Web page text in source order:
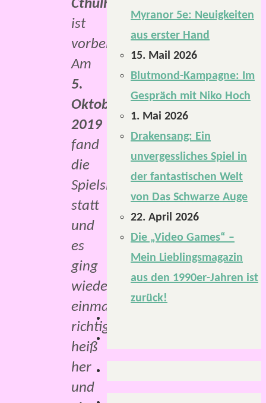
Cthulhu
ist
vorbei.
Am
5.
Oktober
2019
fand
die
Spielsitzung
statt
und
es
ging
wieder
einmal
richtig
heiß
her
und
Myranor 5e: Neuigkeiten
aus erster Hand
15. Mail 2026
Blutmond-Kampagne: Im
Gespräch mit Niko Hoch
1. Mai 2026
Drakensang: Ein
unvergessliches Spiel in
der fantastischen Welt
von Das Schwarze Auge
22. April 2026
Die „Video Games“ –
Mein Lieblingsmagazin
aus den 1990er-Jahren ist
zurück!